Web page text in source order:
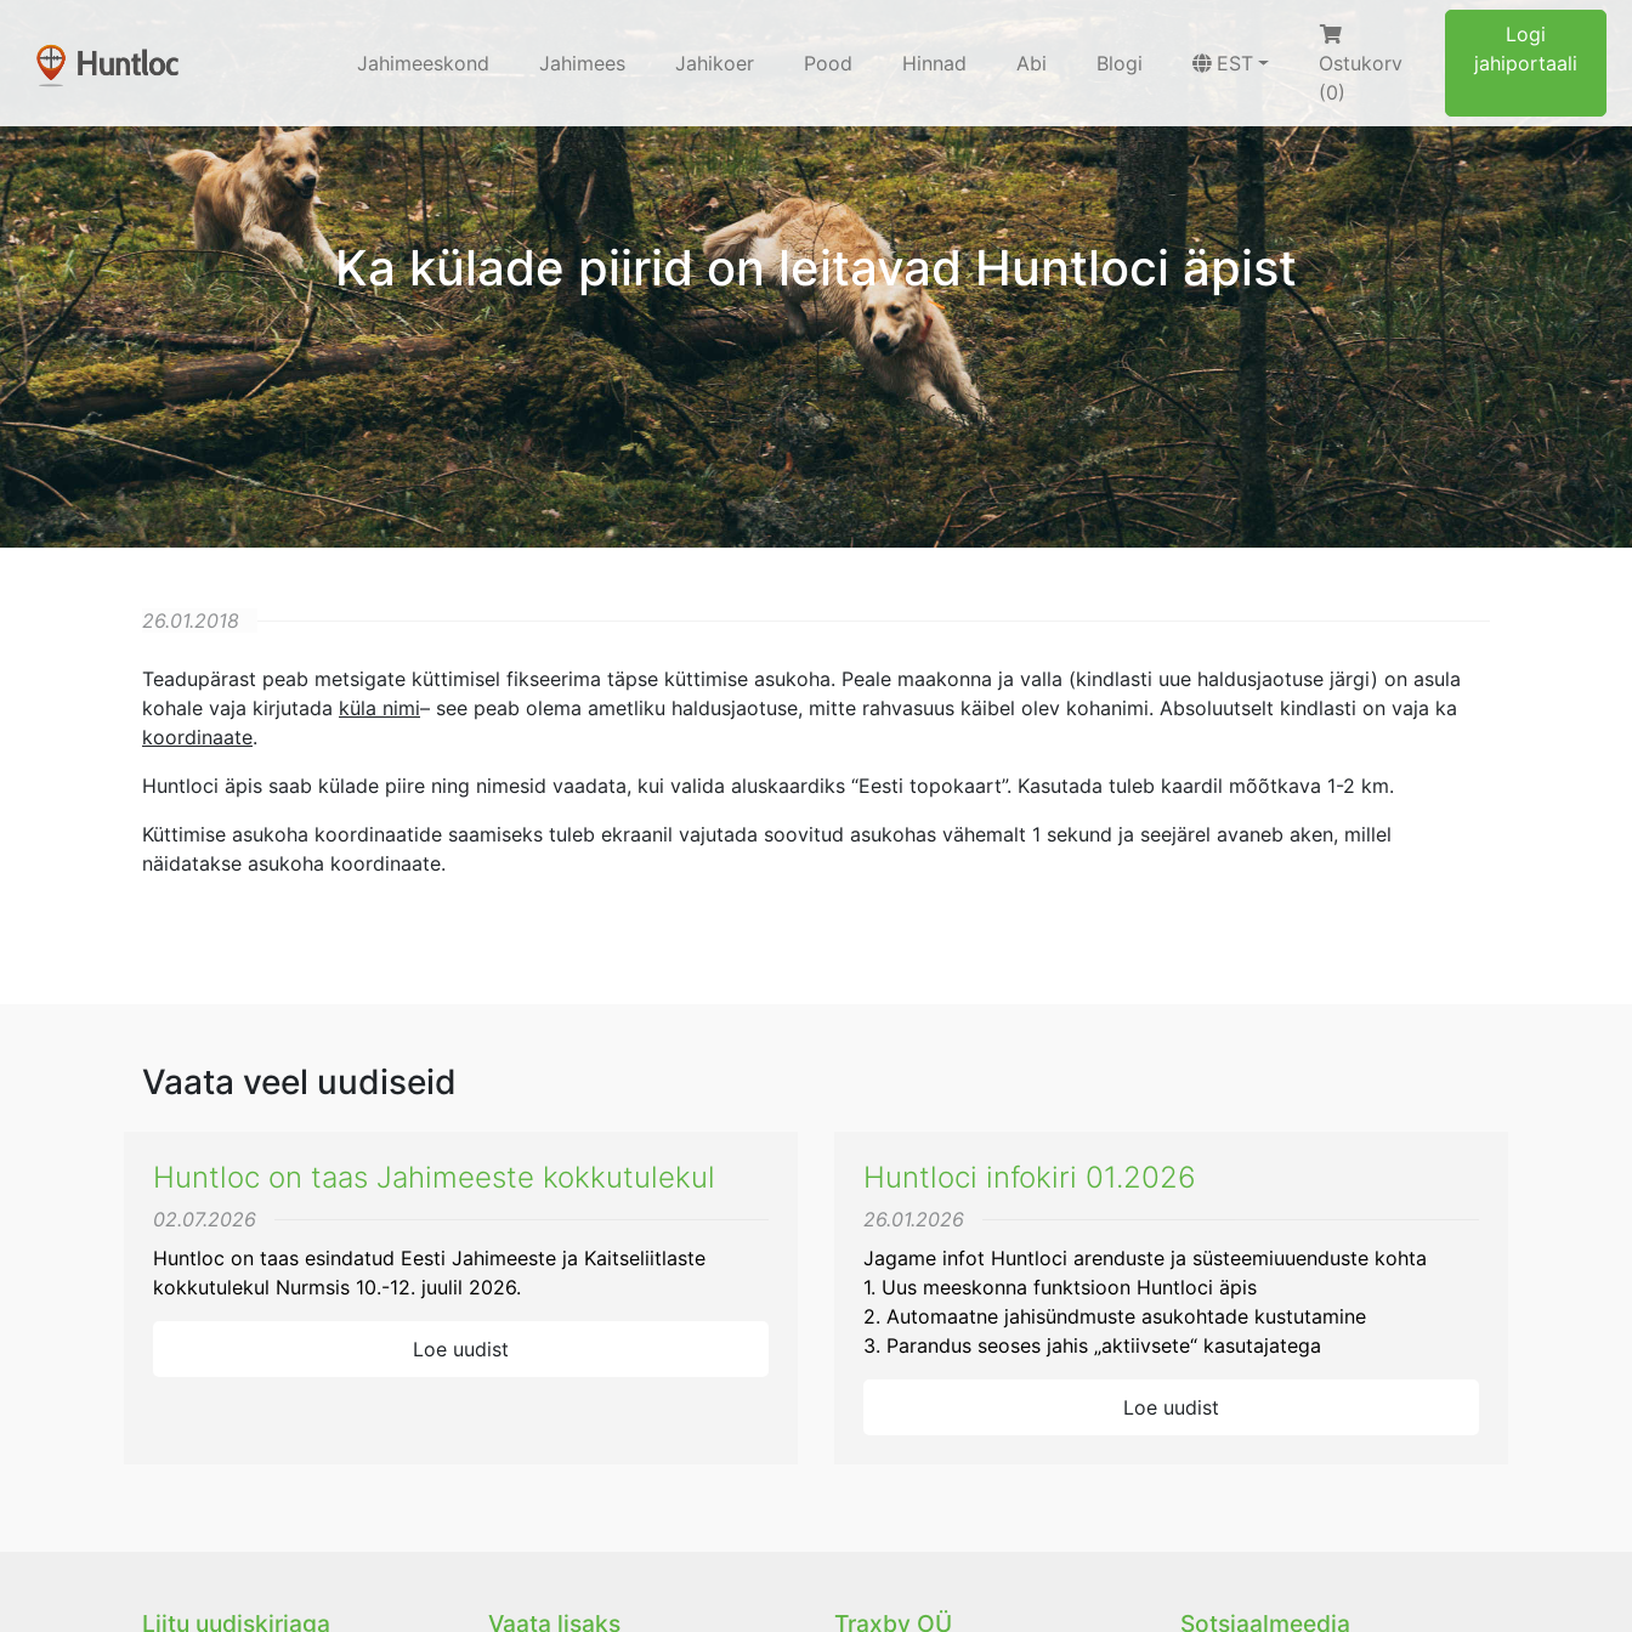
Jahimeeskond Jahimees Jahikoer Pood Hinnad Abi Blogi EST
Ostukorv
(0)
Logi
jahiportaali
Ka külade piirid on leitavad Huntloci äpist
26.01.2018
Teadupärast peab metsigate küttimisel fikseerima täpse küttimise asukoha. Peale maakonna ja valla (kindlasti uue haldusjaotuse järgi) on asula
kohale vaja kirjutada küla nimi– see peab olema ametliku haldusjaotuse, mitte rahvasuus käibel olev kohanimi. Absoluutselt kindlasti on vaja ka
koordinaate.
Huntloci äpis saab külade piire ning nimesid vaadata, kui valida aluskaardiks “Eesti topokaart”. Kasutada tuleb kaardil mõõtkava 1-2 km.
Küttimise asukoha koordinaatide saamiseks tuleb ekraanil vajutada soovitud asukohas vähemalt 1 sekund ja seejärel avaneb aken, millel
näidatakse asukoha koordinaate.
Vaata veel uudiseid
Huntloc on taas Jahimeeste kokkutulekul
02.07.2026
Huntloc on taas esindatud Eesti Jahimeeste ja Kaitseliitlaste
kokkutulekul Nurmsis 10.-12. juulil 2026.
Loe uudist
Huntloci infokiri 01.2026
26.01.2026
Jagame infot Huntloci arenduste ja süsteemiuuenduste kohta
1. Uus meeskonna funktsioon Huntloci äpis
2. Automaatne jahisündmuste asukohtade kustutamine
3. Parandus seoses jahis „aktiivsete“ kasutajatega
Loe uudist
Liitu uudiskirjaga Vaata lisaks Traxby OÜ Sotsiaalmeedia